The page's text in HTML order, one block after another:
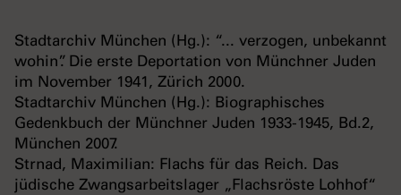
Stadtarchiv München (Hg.): “... verzogen, unbekannt
wohin”. Die erste Deportation von Münchner Juden
im November 1941, Zürich 2000.
Stadtarchiv München (Hg.): Biographisches
Gedenkbuch der Münchner Juden 1933-1945, Bd.2,
München 2007.
Strnad, Maximilian: Flachs für das Reich. Das
jüdische Zwangsarbeitslager „Flachsröste Lohhof“